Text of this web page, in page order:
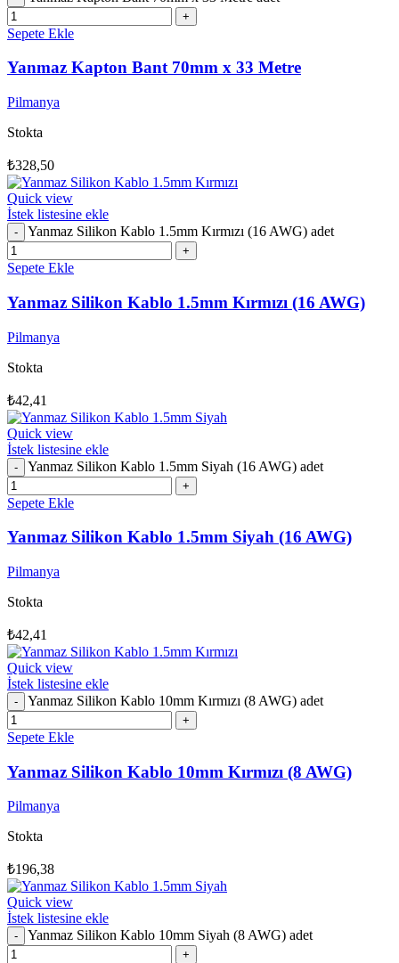
Sepete Ekle
Yanmaz Kapton Bant 70mm x 33 Metre
Pilmanya
Stokta
₺328,50
Quick view
İstek listesine ekle
Yanmaz Silikon Kablo 1.5mm Kırmızı (16 AWG) adet
Sepete Ekle
Yanmaz Silikon Kablo 1.5mm Kırmızı (16 AWG)
Pilmanya
Stokta
₺42,41
Quick view
İstek listesine ekle
Yanmaz Silikon Kablo 1.5mm Siyah (16 AWG) adet
Sepete Ekle
Yanmaz Silikon Kablo 1.5mm Siyah (16 AWG)
Pilmanya
Stokta
₺42,41
Quick view
İstek listesine ekle
Yanmaz Silikon Kablo 10mm Kırmızı (8 AWG) adet
Sepete Ekle
Yanmaz Silikon Kablo 10mm Kırmızı (8 AWG)
Pilmanya
Stokta
₺196,38
Quick view
İstek listesine ekle
Yanmaz Silikon Kablo 10mm Siyah (8 AWG) adet